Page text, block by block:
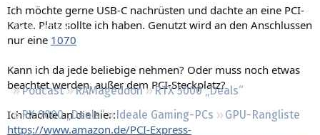
Leserartikel
Podcast RAMageddon
RTX 5000 „Deals“
RX 9000 „Deals“
Ideale Gaming-PCs
GPU-Rangliste
Ich möchte gerne USB-C nachrüsten und dachte an eine PCI-
Karte. Platz sollte ich haben. Genutzt wird an den Anschlussen
nur eine 1070
Kann ich da jede beliebige nehmen? Oder muss noch etwas
beachtet werden, außer dem PCI-Steckplatz?
Ich dachte an die hier:
https://www.amazon.de/PCI-Express-